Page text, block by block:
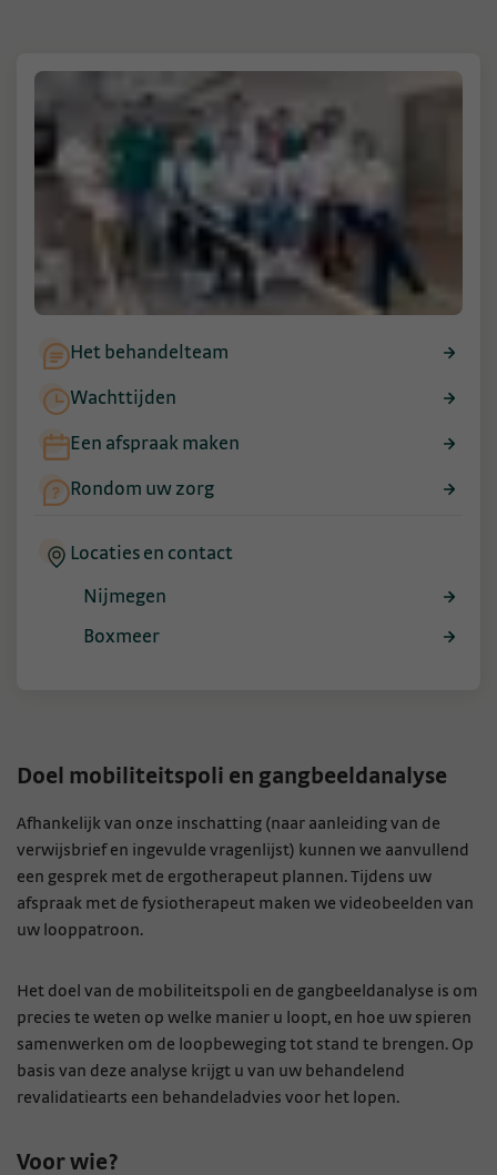
Het behandelteam
Wachttijden
Een afspraak maken
Rondom uw zorg
Locaties en contact
Nijmegen
Boxmeer
Doel mobiliteitspoli en gangbeeldanalyse
Afhankelijk van onze inschatting (naar aanleiding van de
verwijsbrief en ingevulde vragenlijst) kunnen we aanvullend
een gesprek met de ergotherapeut plannen. Tijdens uw
afspraak met de fysiotherapeut maken we videobeelden van
uw looppatroon.
Het doel van de mobiliteitspoli en de gangbeeldanalyse is om
precies te weten op welke manier u loopt, en hoe uw spieren
samenwerken om de loopbeweging tot stand te brengen. Op
basis van deze analyse krijgt u van uw behandelend
revalidatiearts een behandeladvies voor het lopen.
Voor wie?